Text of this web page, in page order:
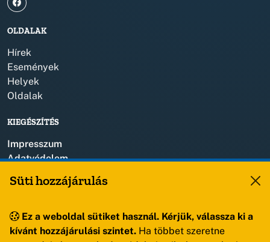
OLDALAK
Hírek
Események
Helyek
Oldalak
KIEGÉSZÍTÉS
Impresszum
Adatvédelem
+36 88 459 150
8193 Sóly, Kossuth Lajos u.57.
Süti hozzájárulás
Ez a weboldal sütiket használ. Kérjük, válassza ki a
kívánt hozzájárulási szintet. Ha többet szeretne